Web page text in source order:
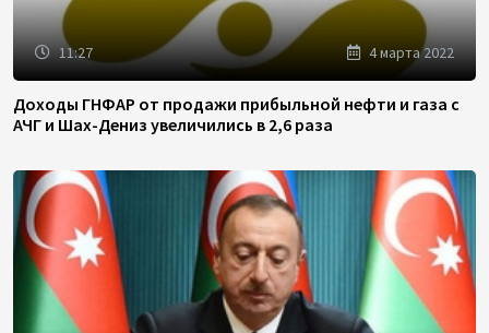
11:27 4 марта 2022
Доходы ГНФАР от продажи прибыльной нефти и газа с
АЧГ и Шах-Дениз увеличились в 2,6 раза